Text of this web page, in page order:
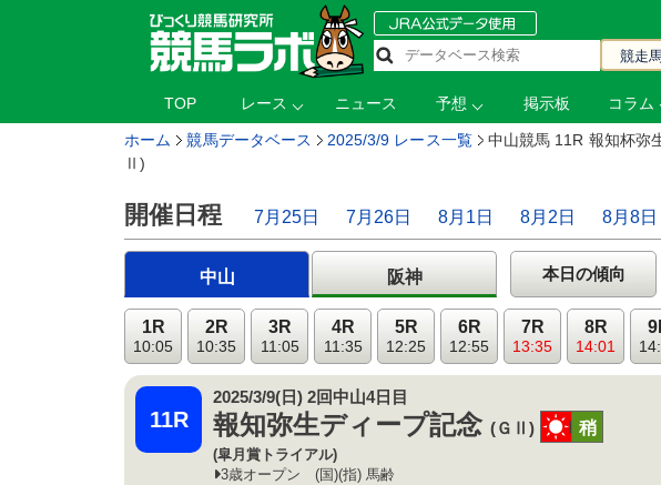
TOP レース ニュース 予想 掲示板 コラム
ホーム 競馬データベース 2025/3/9 レース一覧
中山競馬 11R 報知杯弥
Ⅱ)
開催日程 7月25日 7月26日 8月1日 8月2日 8月8日
中山 阪神 本日の傾向
1R
10:05
2R
10:35
3R
11:05
4R
11:35
5R
12:25
6R
12:55
7R
13:35
8R
14:01
11R
2025/3/9(日) 2回中山4日目
報知弥生ディープ記念 (ＧⅡ) 晴稍
(皐月賞トライアル)
3歳オープン (国)(指) 馬齢